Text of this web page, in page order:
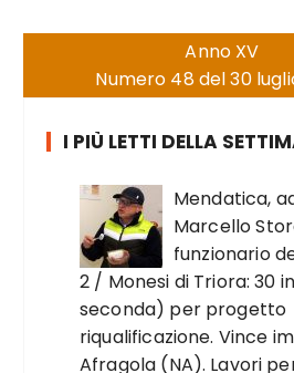
Anno XV
Numero 48 del 30
I PIÙ LETTI DELLA
Mendatica,
Marcello
funzionario
2 / Monesi di Triora: 30
seconda) per progetto
riqualificazione. Vince
Afragola (NA). Lavori